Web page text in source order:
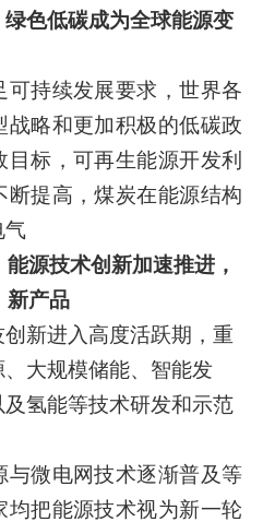
色低碳成为全球能源变
可持续发展要求，世界各
战略和更加积极的低碳政
标，可再生能源开发利
断提高，煤炭在能源结构
气
能源技术创新加速推进，
新产品
新进入高度活跃期，重
大规模储能、智能发
氢能等技术研发和示范
与微电网技术逐渐普及等
均把能源技术视为新一轮